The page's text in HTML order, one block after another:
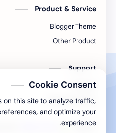
देवस्‍थान इनाम वर्ग 3
महसूल प्रश्‍नोत्तरे
रजा नियम
Product & Service
Blogger Theme
Other Product
Support
Contact
Documentation
©
2026
‧
Mahsul Guru
Cookie Consent
on this site to analyze traffic,
and optimize your
experience.